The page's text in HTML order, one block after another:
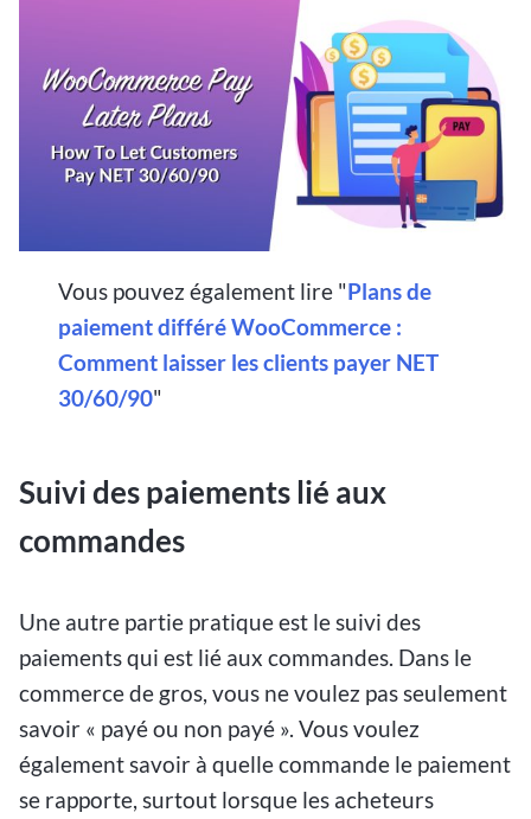
Vous pouvez également lire "Plans de
paiement différé WooCommerce :
Comment laisser les clients payer NET
30/60/90"
Suivi des paiements lié aux
commandes
Une autre partie pratique est le suivi des
paiements qui est lié aux commandes. Dans le
commerce de gros, vous ne voulez pas seulement
savoir « payé ou non payé ». Vous voulez
également savoir à quelle commande le paiement
se rapporte, surtout lorsque les acheteurs